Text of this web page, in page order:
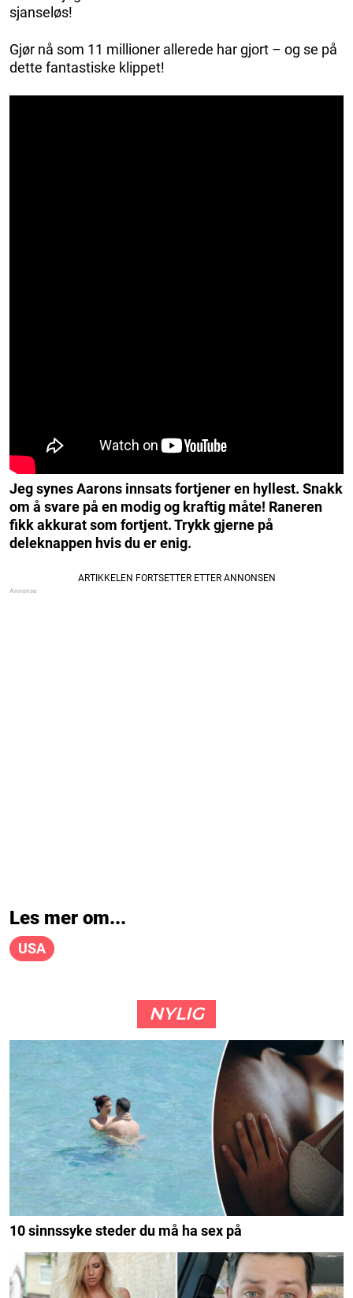
sjanseløs!
Gjør nå som 11 millioner allerede har gjort – og se på
dette fantastiske klippet!
Jeg synes Aarons innsats fortjener en hyllest. Snakk
om å svare på en modig og kraftig måte! Raneren
fikk akkurat som fortjent. Trykk gjerne på
deleknappen hvis du er enig.
Les mer om...
USA
NYLIG
10 sinnssyke steder du må ha sex på